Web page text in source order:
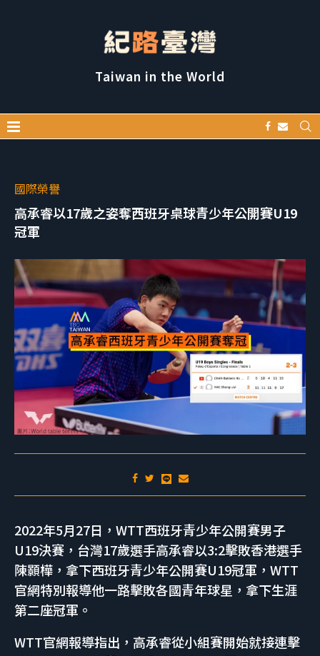
Taiwan in the World
國際榮譽
高承睿以17歲之姿奪西班牙桌球青少年公開賽U19
冠軍
2022年5月27日，WTT西班牙青少年公開賽男子
U19決賽，台灣17歲選手高承睿以3:2擊敗香港選手
陳顥樺，拿下西班牙青少年公開賽U19冠軍，WTT
官網特別報導他一路擊敗各國青年球星，拿下生涯
第二座冠軍。
WTT官網報導指出，高承睿從小組賽開始就接連擊